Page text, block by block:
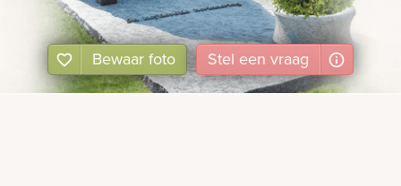
Bewaar foto Stel een vraag